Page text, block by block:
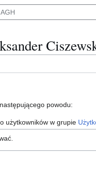
powodu:
użytkowników w grupie